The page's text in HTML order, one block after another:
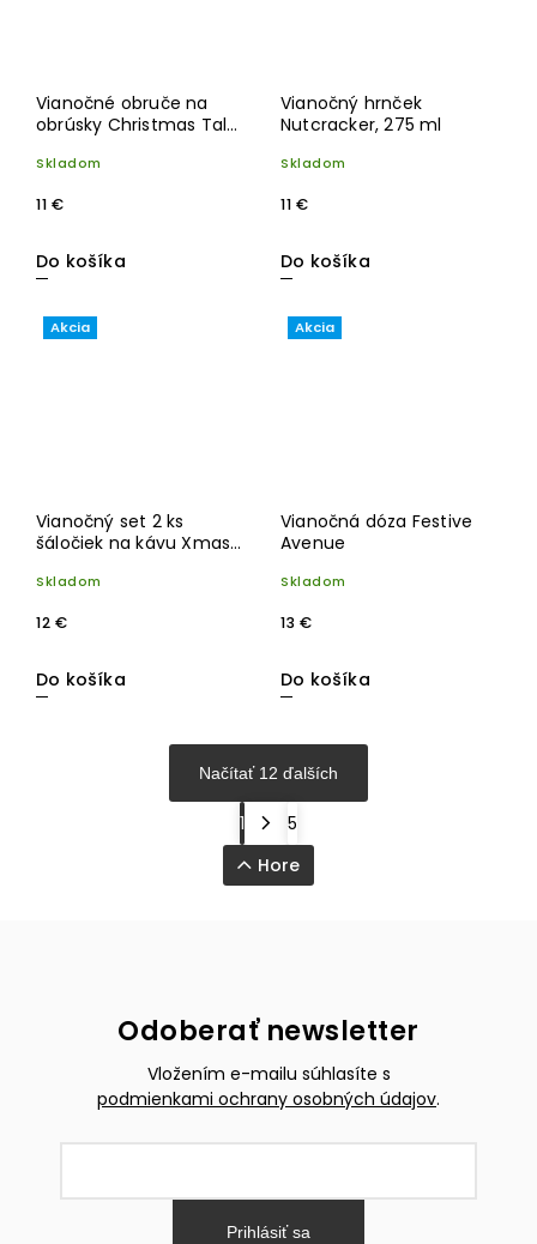
Vianočné obruče na
obrúsky Christmas Tale,
Skladom
11 €
Do košíka
Vianočný hrnček
Nutcracker, 275 ml
Skladom
11 €
Do košíka
Akcia
Vianočný set 2 ks
šáločiek na kávu Xmas
Skladom
12 €
Do košíka
Akcia
Vianočná dóza Festive
Avenue
Skladom
13 €
Do košíka
Načítať 12 ďalších
1
5
Hore
Odoberať newsletter
Vložením e-mailu súhlasíte s
podmienkami ochrany osobných údajov.
Prihlásiť sa